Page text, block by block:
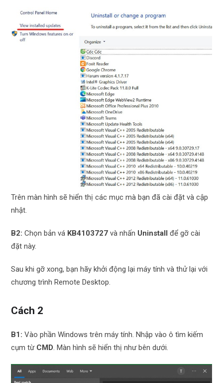
Trên màn hình sẽ hiển thị các mục mà bạn đã cài đặt và cập
nhật.
B2:Chọn bản vá KB4103727và nhấn Uninstallđể gỡ cài
đặt này.
Sau khi gỡ xong, bạn hãy khởi động lại máy tính và thử lại với
chương trình Remote Desktop.
Cách 2
B1:Vào phần Windows trên máy tính. Nhập vào ô tìm kiếm
cụm từ CMD. Màn hình sẽ hiển thị như bên dưới.